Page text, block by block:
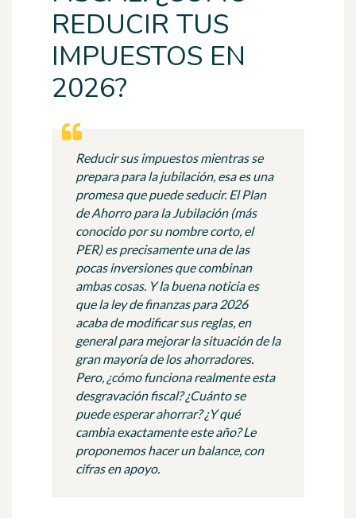
REDUCIR TUS
IMPUESTOS EN
2026?
Reducir sus impuestos mientras se
prepara para la jubilación, esa es una
promesa que puede seducir. El Plan
de Ahorro para la Jubilación (más
conocido por su nombre corto, el
PER) es precisamente una de las
pocas inversiones que combinan
ambas cosas. Y la buena noticia es
que la ley de finanzas para 2026
acaba de modificar sus reglas, en
general para mejorar la situación de la
gran mayoría de los ahorradores.
Pero, ¿cómo funciona realmente esta
desgravación fiscal? ¿Cuánto se
puede esperar ahorrar? ¿Y qué
cambia exactamente este año? Le
proponemos hacer un balance, con
cifras en apoyo.